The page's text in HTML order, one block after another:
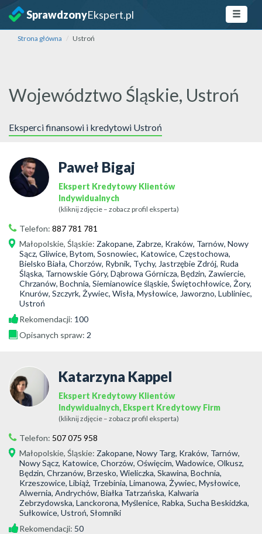
SprawdzonyEkspert.pl
Strona główna Ustroń
Województwo Śląskie, Ustroń
Eksperci finansowi i kredytowi Ustroń
Paweł Bigaj
Ekspert Kredytowy Klientów
Indywidualnych
(kliknij zdjęcie – zobacz profil eksperta)
Telefon: 887 781 781
Małopolskie, Śląskie: Zakopane, Zabrze, Kraków, Tarnów, Nowy
Sącz, Gliwice, Bytom, Sosnowiec, Katowice, Częstochowa,
Bielsko Biała, Chorzów, Rybnik, Tychy, Jastrzębie Zdrój, Ruda
Śląska, Tarnowskie Góry, Dąbrowa Górnicza, Będzin, Zawiercie,
Chrzanów, Bochnia, Siemianowice śląskie, Świętochłowice, Żory,
Knurów, Szczyrk, Żywiec, Wisła, Mysłowice, Jaworzno, Lubliniec,
Ustroń
Rekomendacji: 100
Opisanych spraw: 2
Katarzyna Kappel
Ekspert Kredytowy Klientów
Indywidualnych, Ekspert Kredytowy Firm
(kliknij zdjęcie – zobacz profil eksperta)
Telefon: 507 075 958
Małopolskie, Śląskie: Zakopane, Nowy Targ, Kraków, Tarnów,
Nowy Sącz, Katowice, Chorzów, Oświęcim, Wadowice, Olkusz,
Będzin, Chrzanów, Brzesko, Wieliczka, Skawina, Bochnia,
Krzeszowice, Libiąż, Trzebinia, Limanowa, Żywiec, Mysłowice,
Alwernia, Andrychów, Białka Tatrzańska, Kalwaria
Zebrzydowska, Lanckorona, Myślenice, Rabka, Sucha Beskidzka,
Sułkowice, Ustroń, Słomniki
Rekomendacji: 50